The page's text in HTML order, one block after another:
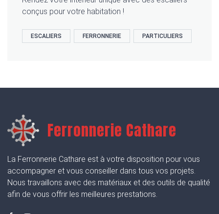
conçus pour votre habitation !
ESCALIERS FERRONNERIE PARTICULIERS
Ferronnerie Cathare
La Ferronnerie Cathare est à votre disposition pour vous
accompagner et vous conseiller dans tous vos projets.
Nous travaillons avec des matériaux et des outils de qualité
afin de vous offrir les meilleures prestations.